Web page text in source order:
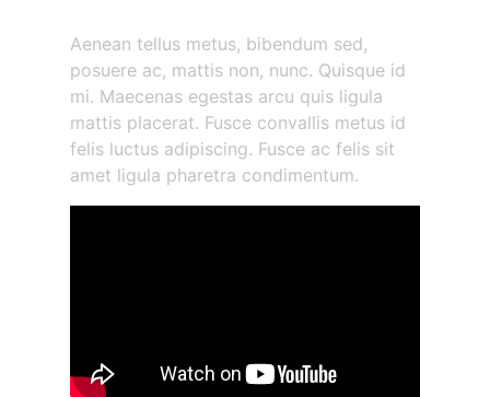
Aenean tellus metus, bibendum sed,
posuere ac, mattis non, nunc. Quisque id
mi. Maecenas egestas arcu quis ligula
mattis placerat. Fusce convallis metus id
felis luctus adipiscing. Fusce ac felis sit
amet ligula pharetra condimentum.